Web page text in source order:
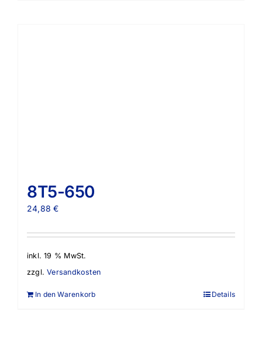
8T5-650
24,88€
inkl. 19 % MwSt.
zzgl.Versandkosten
In den Warenkorb Details